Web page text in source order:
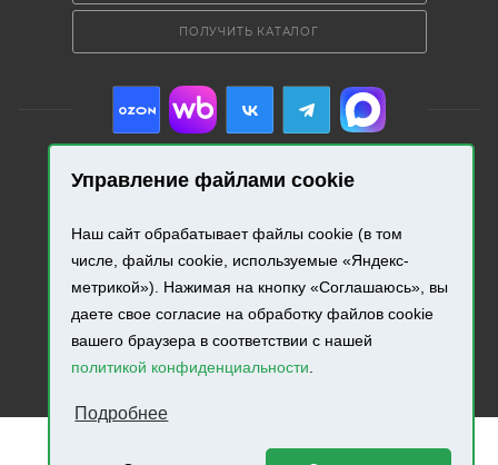
Управление файлами cookie
Наш сайт обрабатывает файлы cookie (в том
числе, файлы cookie, используемые «Яндекс-
метрикой»). Нажимая на кнопку «Соглашаюсь», вы
даете свое согласие на обработку файлов cookie
вашего браузера в соответствии с нашей
политикой конфиденциальности.
Подробнее
ПОЛУЧИТЬ КАТАЛОГ
Разработка и продвижение сайта.